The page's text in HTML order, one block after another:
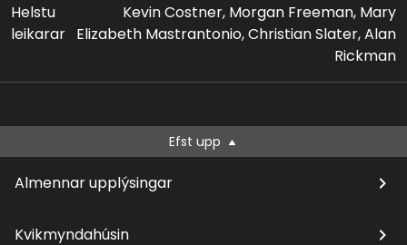
Helstu
leikarar
Kevin Costner, Morgan Freeman, Mary
Elizabeth Mastrantonio, Christian Slater, Alan
Rickman
Efst upp
Almennar upplýsingar
Kvikmyndahúsin